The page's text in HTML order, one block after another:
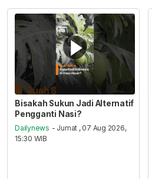
Bisakah Sukun Jadi Alternatif
Pengganti Nasi?
Dailynews - Jumat , 07 Aug 2026,
15:30 WIB